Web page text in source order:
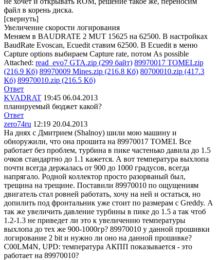
файл в корень диска.
[свернуть]
Увеличение скорости логирования
Меняем в BAUDRATE 2 MUT 15625 на 62500. В настройках
BaudRate Evoscan, Ecuedit ставим 62500. В Ecuedit в меню
Capture options выбираем Capture rate, потом As possible
Attached: read_evo7 GTA.zip (299 байт) 89970017 TOMEI.zip
(216.9 Кб) 89970009 Mines.zip (216.8 Кб) 80700010.zip (417.3
Кб) 89970010.zip (216.5 Кб)
Ответ
KVADRAT 19:45 06.04.2013
планируемый бюджет какой?
Ответ
zero74ru 12:19 20.04.2013
На днях с Дмитрием (Shalnoy) шили мою машину и
обноружили, что она прошита на 89970017 TOMEI. Все
работает без проблем, турбина в пике частенько давила до 1.5
очков стандартно до 1.1 кажется. А вот температура выхлопа
почти всегда держалась от 900 до 1000 градусов, всегда
напрягало. Родной коллектор просто разорваный был,
трещина на трещине. Поставили 89970010 по ощущениям
двигатель стал ровней работать, хочу на ней и остаться, но
допилить под фронтальник уже стоит по размерам с Greddy. А
так же увеличить давление турбины в пике до 1.5 а так чтоб
1.2-1.3 не приведет ли это к увеличению температуры
выхлопа до тех же 900-1000гр? 89970010 у данной прошивки
логирование 2 bit и нужно ли оно на данной прошивке?
C00LM4N, UPD: температура АКПП показывается - это
работает на 89970010?